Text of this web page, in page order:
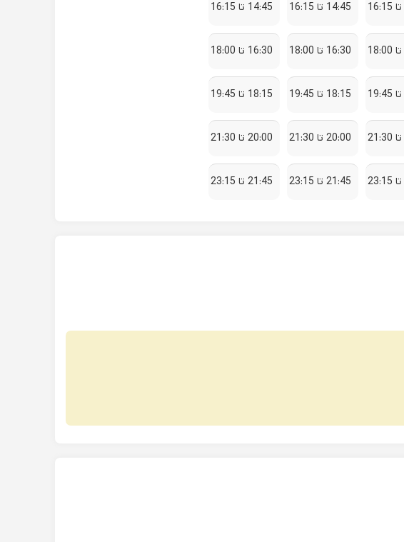
14:45 تا 16:15
16:30 تا 18:00
18:15 تا 19:45
20:00 تا 21:30
21:45 تا 23:15
14:45 تا 16:15
16:30 تا 18:00
18:15 تا 19:45
20:00 تا 21:30
21:45 تا 23:15